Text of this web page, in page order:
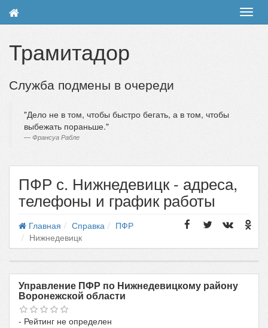
Трамитадор
Служба подмены в очереди
Дело не в том, чтобы быстро бегать, а в том, чтобы
выбежать пораньше.
Франсуа Рабле
ПФР с. Нижнедевицк - адреса,
телефоны и график работы
Главная Справка
ПФР
Нижнедевицк
Управление ПФР по Нижнедевицкому району
Воронежской области
- Рейтинг не определен